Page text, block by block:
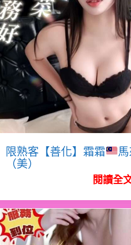
限熟客【善化】霜霜
（美）
閱讀全